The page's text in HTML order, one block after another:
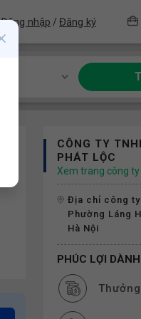
Đăng nhập / Đăng ký
CÔNG TY
PHÁT LỘC
Xem trang công ty
Địa chỉ công
Phường Láng
Hà Nội
PHÚC LỢI
Thưởng